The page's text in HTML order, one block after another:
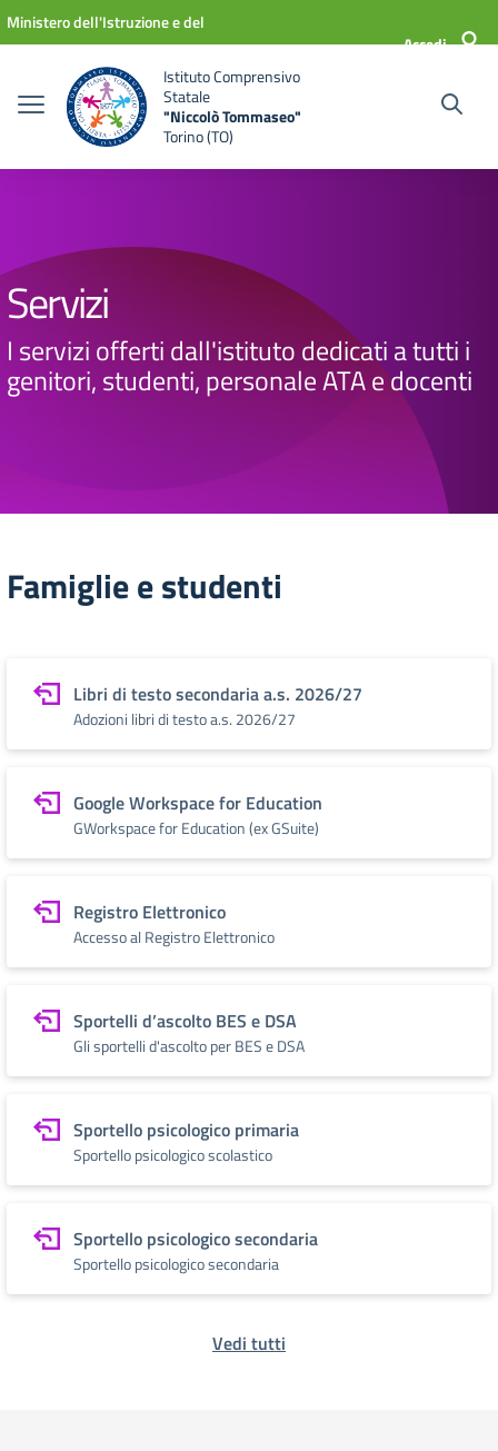
Vai ai contenuti
Vai al menu di navigazione
Vai al footer
Ministero dell'Istruzione e del
Accedi
Istituto Comprensivo
Statale
"Niccolò Tommaseo"
Torino (TO)
Servizi
I servizi offerti dall'istituto dedicati a tutti i
genitori, studenti, personale ATA e docenti
Famiglie e studenti
Libri di testo secondaria a.s. 2026/27
Adozioni libri di testo a.s. 2026/27
Google Workspace for Education
GWorkspace for Education (ex GSuite)
Registro Elettronico
Accesso al Registro Elettronico
Sportelli d’ascolto BES e DSA
Gli sportelli d'ascolto per BES e DSA
Sportello psicologico primaria
Sportello psicologico scolastico
Sportello psicologico secondaria
Sportello psicologico secondaria
Vedi tutti